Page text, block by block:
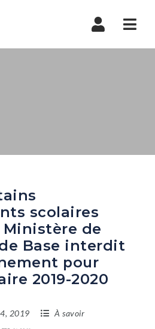
scolaires
de
Base interdit
pour
2019-2020
2019 À savoir